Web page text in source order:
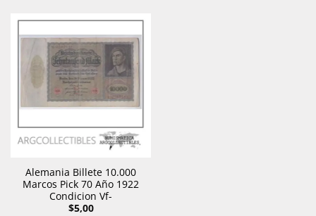
Alemania Billete 10.000
Marcos Pick 70 Año 1922
Condicion Vf-
$5,00